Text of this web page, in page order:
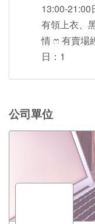
13:00-21:00
有領上衣、
情‎ ෆ 有賣場
日：1
公司單位